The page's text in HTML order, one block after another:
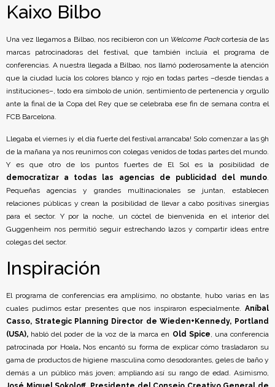
Kaixo Bilbo
Una vez llegamos a Bilbao, nos recibieron con un Welcome Pack cortesía de las
marcas patrocinadoras del festival, que también incluía el programa de
conferencias. A nuestra llegada a Bilbao, nos llamó poderosamente la atención
que la ciudad lucía los colores blanco y rojo en todas partes –desde tiendas a
instituciones–, todo era símbolo de unión, sentimiento de pertenencia y orgullo
ante la final de la Copa del Rey que se celebraba ese fin de semana contra el
FCB Barcelona.
Llegaba el viernes ¡y el día fuerte del festival arrancaba! Solo comenzar a las 9h
de la mañana ya nos reunirnos con colegas venidos de todas partes del mundo.
Y es que otro de los puntos fuertes de El Sol es la posibilidad de
democratizar a todas las agencias de publicidad del mundo
Pequeñas agencias y grandes multinacionales se juntan, establecen
relaciones públicas y crean la posibilidad de llevar a cabo positivas sinergias
para el sector. Y por la noche, un cóctel de bienvenida en el interior del
Guggenheim nos permitió seguir estrechando lazos y compartir ideas entre
colegas del sector.
Inspiración
El programa de conferencias era amplísimo, no obstante, hubo varias en las
cuales pudimos estar presentes que nos inspiraron especialmente. Aníbal
Casso, Strategic Planning Director de Wieden+Kennedy, Portland
(USA), habló del poder de la voz de la marca en Old Spice, una conferencia
patrocinada por Hoala. Nos encantó su forma de explicar cómo trasladaron su
gama de productos de higiene masculina como desodorantes, geles de baño y
demás a un público más joven; ampliando así su rango de edad. Asimismo,